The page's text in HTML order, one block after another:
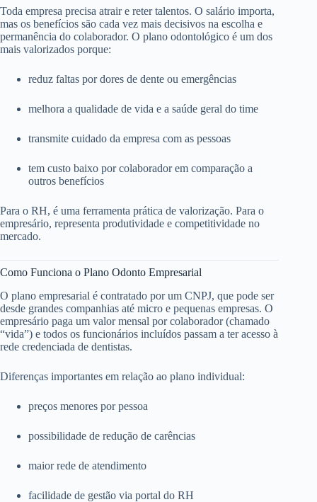
Toda empresa precisa atrair e reter talentos. O salário importa,
mas os benefícios são cada vez mais decisivos na escolha e
permanência do colaborador. O plano odontológico é um dos
mais valorizados porque:
reduz faltas por dores de dente ou emergências
melhora a qualidade de vida e a saúde geral do time
transmite cuidado da empresa com as pessoas
tem custo baixo por colaborador em comparação a
outros benefícios
Para o RH, é uma ferramenta prática de valorização. Para o
empresário, representa produtividade e competitividade no
mercado.
Como Funciona o Plano Odonto Empresarial
O plano empresarial é contratado por um CNPJ, que pode ser
desde grandes companhias até micro e pequenas empresas. O
empresário paga um valor mensal por colaborador (chamado
“vida”) e todos os funcionários incluídos passam a ter acesso à
rede credenciada de dentistas.
Diferenças importantes em relação ao plano individual:
preços menores por pessoa
possibilidade de redução de carências
maior rede de atendimento
facilidade de gestão via portal do RH